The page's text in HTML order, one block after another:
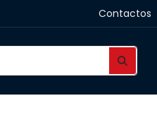
Contactos